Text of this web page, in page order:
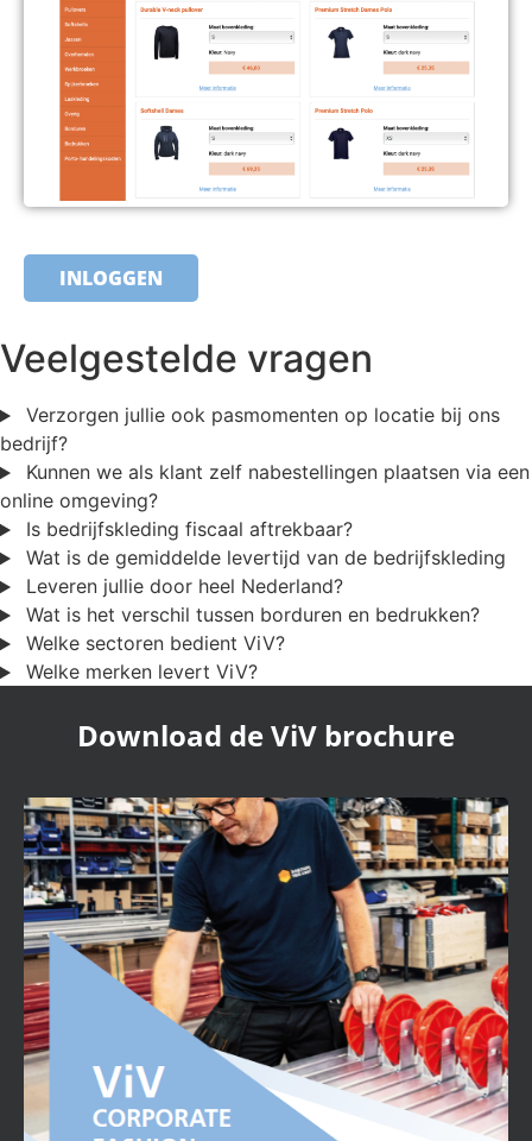
INLOGGEN
Veelgestelde vragen
Verzorgen jullie ook pasmomenten op locatie bij ons
bedrijf?
Kunnen we als klant zelf nabestellingen plaatsen via een
online omgeving?
Is bedrijfskleding fiscaal aftrekbaar?
Wat is de gemiddelde levertijd van de bedrijfskleding
Leveren jullie door heel Nederland?
Wat is het verschil tussen borduren en bedrukken?
Welke sectoren bedient ViV?
Welke merken levert ViV?
Download de ViV brochure